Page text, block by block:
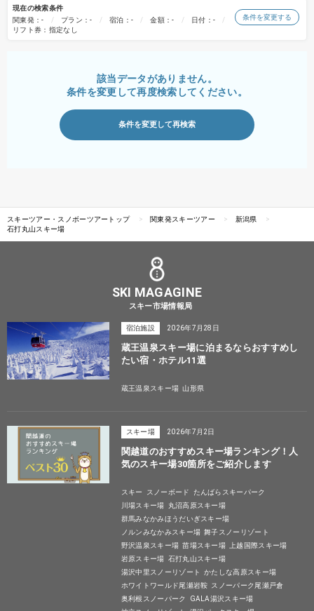
現在の検索条件
関東発：-
プラン：- 宿泊：- 金額：-
日付：-
リフト券：指定なし
条件を変更する
該当データがありません。
条件を変更して再度検索してください。
条件を変更して再検索
スキーツアー・スノボーツアートップ 関東発スキーツアー
新潟県
石打丸山スキー場
SKI MAGAGINE
スキー市場情報局
宿泊施設 2026年7月28日
蔵王温泉スキー場に泊まるならおすすめし
たい宿・ホテル11選
蔵王温泉スキー場 山形県
スキー場 2026年7月2日
関越道のおすすめスキー場ランキング！人
気のスキー場30箇所をご紹介します
スキー スノーボード
たんばらスキーパーク
川場スキー場
丸沼高原スキー場
群馬みなかみほうだいぎスキー場
ノルンみなかみスキー場 舞子スノーリゾート
野沢温泉スキー場 苗場スキー場 上越国際スキー場
岩原スキー場 石打丸山スキー場
湯沢中里スノーリゾート
かたしな高原スキー場
ホワイトワールド尾瀬岩鞍 スノーパーク尾瀬戸倉
奥利根スノーパーク
GALA湯沢スキー場